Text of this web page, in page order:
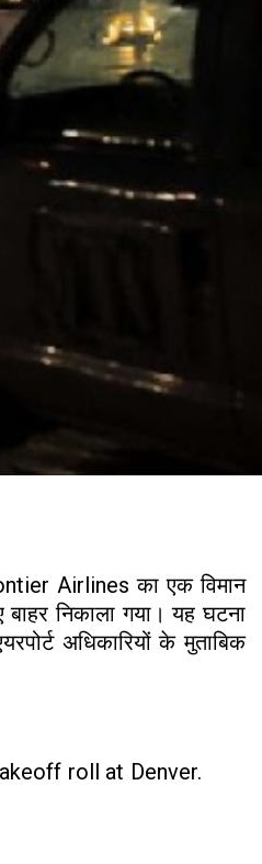
Airlines का एक विमान
निकाला गया। यह घटना
अधिकारियों के मुताबिक
roll at Denver.